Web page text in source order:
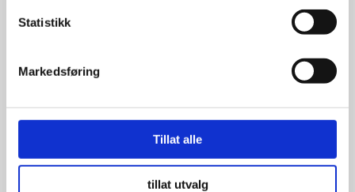
Statistikk
Markedsføring
Tillat alle
tillat utvalg